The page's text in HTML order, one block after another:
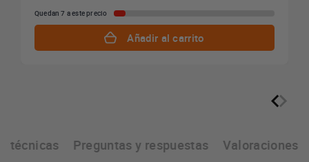
Quedan 7 a este precio
Añadir al carrito
técnicas Preguntas y respuestas Valoraciones